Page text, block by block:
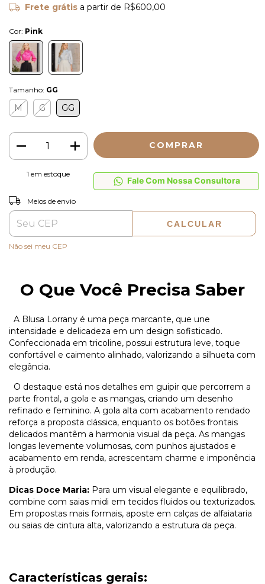
Frete grátis a partir de R$600,00
Cor: Pink
Tamanho: GG
M G GG
1 em estoque
Fale Com Nossa Consultora
Entregas para o CEP:
Meios de envio
CALCULAR
Não sei meu CEP
O Que Você Precisa Saber
A Blusa Lorrany é uma peça marcante, que une
intensidade e delicadeza em um design sofisticado.
Confeccionada em tricoline, possui estrutura leve, toque
confortável e caimento alinhado, valorizando a silhueta com
elegância.
O destaque está nos detalhes em guipir que percorrem a
parte frontal, a gola e as mangas, criando um desenho
refinado e feminino. A gola alta com acabamento rendado
reforça a proposta clássica, enquanto os botões frontais
delicados mantêm a harmonia visual da peça. As mangas
longas levemente volumosas, com punhos ajustados e
acabamento em renda, acrescentam charme e imponência
à produção.
Dicas Doce Maria: Para um visual elegante e equilibrado,
combine com saias midi em tecidos fluidos ou texturizados.
Em propostas mais formais, aposte em calças de alfaiataria
ou saias de cintura alta, valorizando a estrutura da peça.
Características gerais: